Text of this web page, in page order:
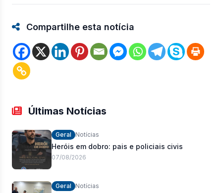
Compartilhe esta notícia
Últimas Notícias
Geral Notícias
Heróis em dobro: pais e policiais civis
07/08/2026
Geral Notícias